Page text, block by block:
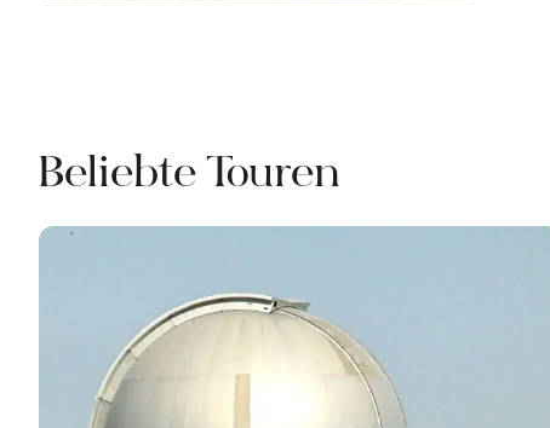
Beliebte Touren